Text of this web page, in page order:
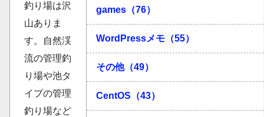
釣り場は沢
山ありま
す。自然渓
流の管理釣
り場や池タ
イプの管理
釣り場など
games（76）
WordPressメモ（55）
その他（49）
CentOS（43）